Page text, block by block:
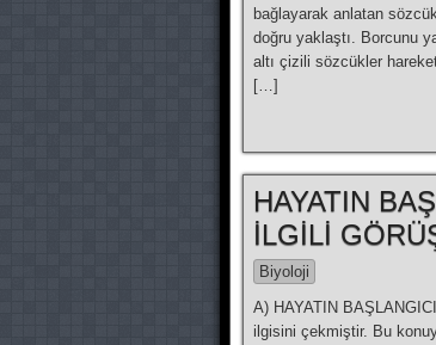
bağlayarak anlatan
doğru yaklaştı. Borcunu
altı çizili sözcükler
[…]
HAYATIN
İLGİLİ
Biyoloji
A) HAYATIN
ilgisini çekmiştir. Bu